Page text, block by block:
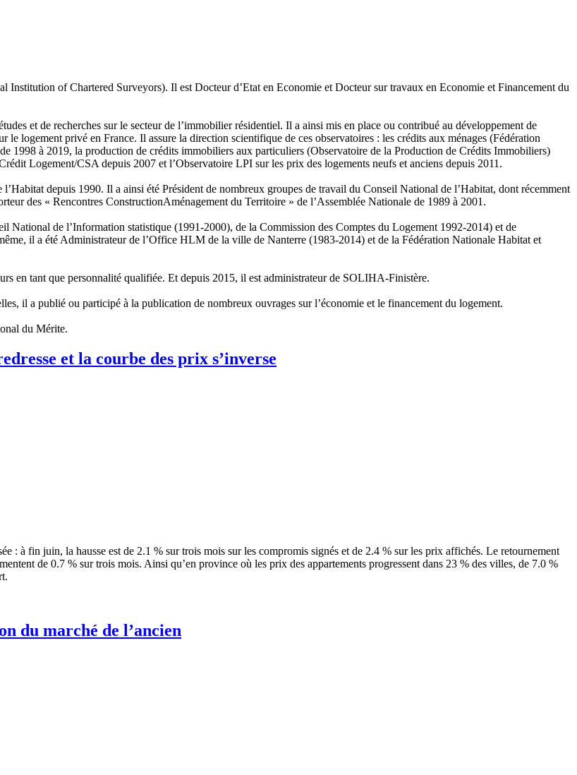
of Chartered Surveyors). Il est Docteur d’Etat en Economie et Docteur sur travaux en Economie et Financement du
et de recherches sur le secteur de l’immobilier résidentiel. Il a ainsi mis en place ou contribué au développement de
logement privé en France. Il assure la direction scientifique de ces observatoires : les crédits aux ménages (Fédération
1998 à 2019, la production de crédits immobiliers aux particuliers (Observatoire de la Production de Crédits Immobiliers)
Logement/CSA depuis 2007 et l’Observatoire LPI sur les prix des logements neufs et anciens depuis 2011.
depuis 1990. Il a ainsi été Président de nombreux groupes de travail du Conseil National de l’Habitat, dont récemment
des « Rencontres ConstructionAménagement du Territoire » de l’Assemblée Nationale de 1989 à 2001.
National de l’Information statistique (1991-2000), de la Commission des Comptes du Logement 1992-2014) et de
il a été Administrateur de l’Office HLM de la ville de Nanterre (1983-2014) et de la Fédération Nationale Habitat et
en tant que personnalité qualifiée. Et depuis 2015, il est administrateur de SOLIHA-Finistère.
il a publié ou participé à la publication de nombreux ouvrages sur l’économie et le financement du logement.
du Mérite.
et la courbe des prix s’inverse
: à fin juin, la hausse est de 2.1 % sur trois mois sur les compromis signés et de 2.4 % sur les prix affichés. Le retournement
de 0.7 % sur trois mois. Ainsi qu’en province où les prix des appartements progressent dans 23 % des villes, de 7.0 %
du marché de l’ancien